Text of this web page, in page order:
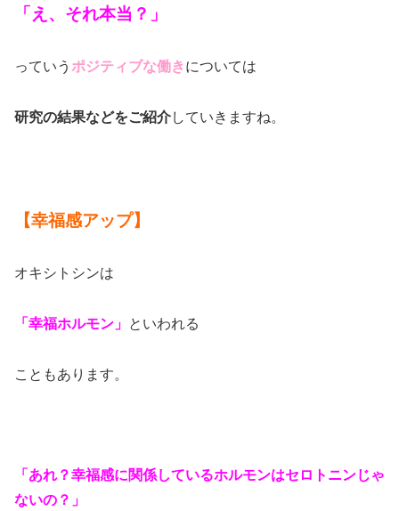
「え、それ本当？」
っていう ポジティブな働き については
研究の結果などをご紹介していきますね。
【幸福感アップ】
オキシトシンは
「幸福ホルモン」 といわれる
こともあります。
「あれ？幸福感に関係しているホルモンはセロトニンじゃ
ないの？」